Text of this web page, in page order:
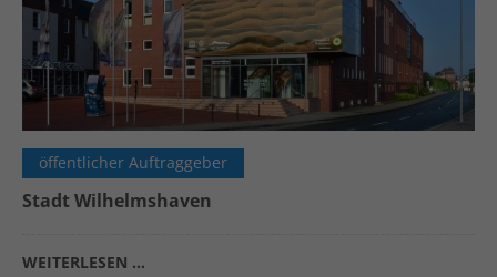
öffentlicher Auftraggeber
Stadt Wilhelmshaven
WEITERLESEN …